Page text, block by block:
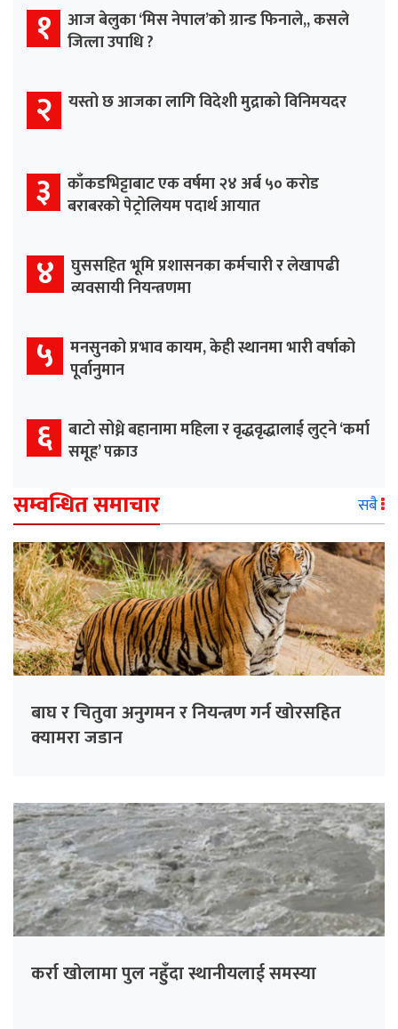
१ आज बेलुका ‘मिस नेपाल’को ग्रान्ड फिनाले,, कसले
जित्ला उपाधि ?
२ यस्तो छ आजका लागि विदेशी मुद्राको विनिमयदर
३ काँकडभिट्टाबाट एक वर्षमा २४ अर्ब ५० करोड
बराबरको पेट्रोलियम पदार्थ आयात
४ घुससहित भूमि प्रशासनका कर्मचारी र लेखापढी
व्यवसायी नियन्त्रणमा
५ मनसुनको प्रभाव कायम, केही स्थानमा भारी वर्षाको
पूर्वानुमान
६ बाटो सोध्ने बहानामा महिला र वृद्धवृद्धालाई लुट्ने ‘कर्मा
समूह’ पक्राउ
सम्वन्धित समाचार सबै
बाघ र चितुवा अनुगमन र नियन्त्रण गर्न खोरसहित
क्यामरा जडान
कर्रा खोलामा पुल नहुँदा स्थानीयलाई समस्या